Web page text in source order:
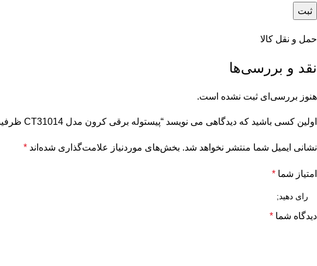
حمل و نقل کالا
نقد و بررسی‌ها
هنوز بررسی‌ای ثبت نشده است.
اولین کسی باشید که دیدگاهی می نویسد “پیستوله برقی کرون مدل CT31014 ظرفیت ۶۰۰ وات خرطومی”
نشانی ایمیل شما منتشر نخواهد شد. بخش‌های موردنیاز علامت‌گذاری شده‌اند *
امتیاز شما *
دیدگاه شما *